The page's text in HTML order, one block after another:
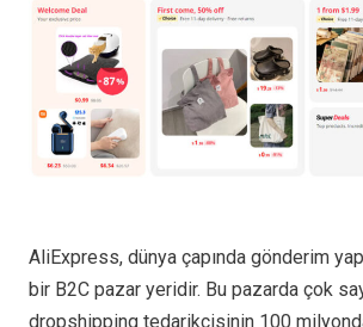
AliExpress, dünya çapında gönderim
bir B2C pazar yeridir. Bu pazarda çok
dropshipping tedarikçisinin 100